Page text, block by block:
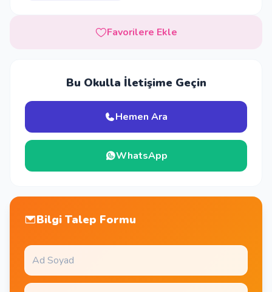
Favorilere Ekle
Bu Okulla İletişime Geçin
Hemen Ara
WhatsApp
Bilgi Talep Formu